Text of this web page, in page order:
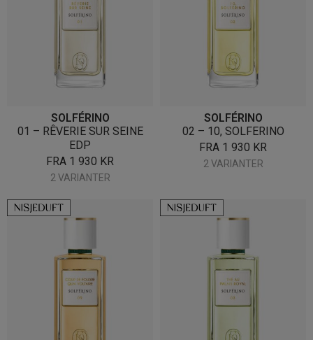
SOLFÉRINO
01 – RÊVERIE SUR SEINE
EDP
FRA 1 930 KR
2 VARIANTER
SOLFÉRINO
02 – 10, SOLFERINO
FRA 1 930 KR
2 VARIANTER